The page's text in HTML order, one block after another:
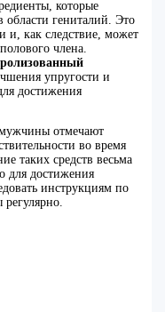
которые
гениталий. Это
и, как следствие, может
члена.
упругости и
достижения
отмечают
во время
таких средств весьма
для достижения
инструкциям по